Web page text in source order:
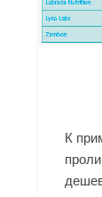
К